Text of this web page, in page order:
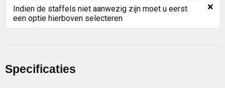
Indien de staffels niet aanwezig zijn moet u eerst
een optie hierboven selecteren
×
Specificaties